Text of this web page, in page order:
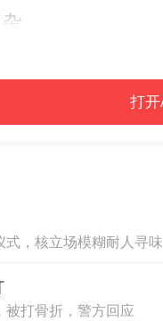
。
当女生试探着
：什么才是人生
专业、不同职
的理解。
打
，核立场模糊耐人寻味
被打骨折，警方回应